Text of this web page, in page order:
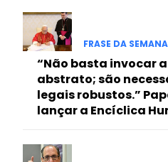
FRASE DA SEMANA
“Não basta invocar
abstrato; são
legais robustos.”
lançar a Encíclica